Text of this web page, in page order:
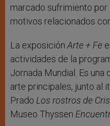
marcado sufrimiento
motivos relacionados
La exposiciónArte + Fe
actividades de la
Jornada Mundial. Es
arte principales, junto al
Prado Los rostros de
Museo Thyssen